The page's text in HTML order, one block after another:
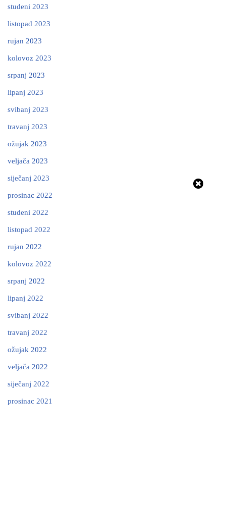
studeni 2023
listopad 2023
rujan 2023
kolovoz 2023
srpanj 2023
lipanj 2023
svibanj 2023
travanj 2023
ožujak 2023
veljača 2023
siječanj 2023
prosinac 2022
studeni 2022
listopad 2022
rujan 2022
kolovoz 2022
srpanj 2022
lipanj 2022
svibanj 2022
travanj 2022
ožujak 2022
veljača 2022
siječanj 2022
prosinac 2021